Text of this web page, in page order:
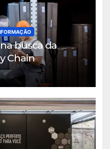
busca da
Chain